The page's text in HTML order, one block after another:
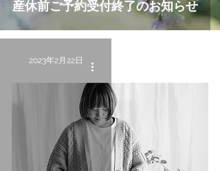
産休前ご予約受付終了のお知らせ
2023年2月22日